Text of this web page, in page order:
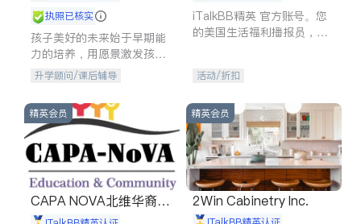
执照已核实
孩子美好的未来始于早期能
力的培养，用愿景激发孩子
的学习潜力和动力。理念：
石。
升学顾问/课后辅导
iTalkBB精英 官方账号。您
的美国生活福利播报员，精
专属福利。
活动/折扣
精英会员
CAPA NOVA北维华裔家
长会
精英会员
2Win Cabinetry Inc.